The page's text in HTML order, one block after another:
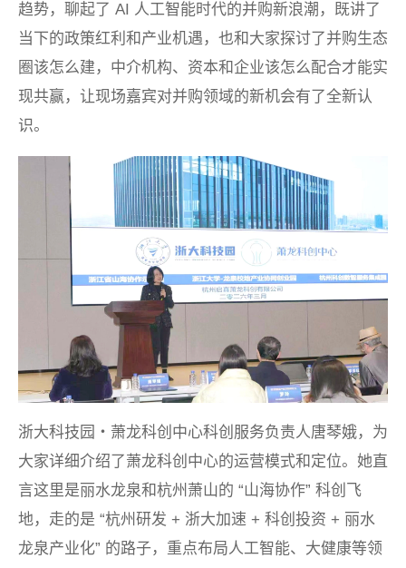
趋势，聊起了 AI 人工智能时代的并购新浪潮，既讲了
当下的政策红利和产业机遇，也和大家探讨了并购生态
圈该怎么建，中介机构、资本和企业该怎么配合才能实
现共赢，让现场嘉宾对并购领域的新机会有了全新认
识。
浙大科技园・萧龙科创中心科创服务负责人唐琴娥，为
大家详细介绍了萧龙科创中心的运营模式和定位。她直
言这里是丽水龙泉和杭州萧山的 “山海协作” 科创飞
地，走的是 “杭州研发 + 浙大加速 + 科创投资 + 丽水
龙泉产业化” 的路子，重点布局人工智能、大健康等领